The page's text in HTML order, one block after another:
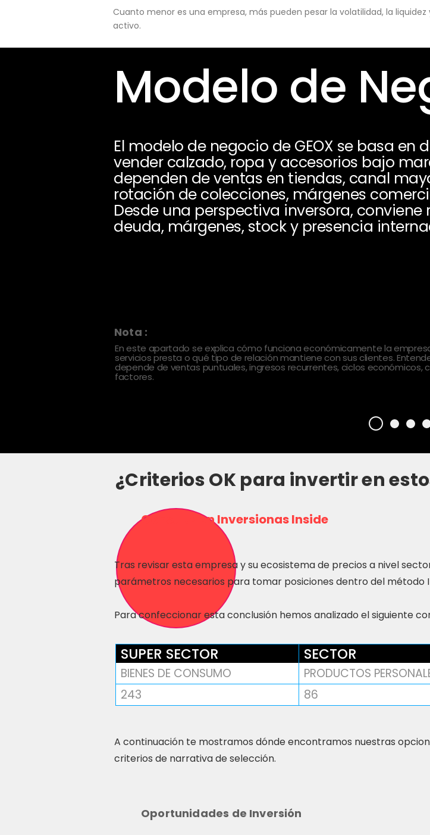
Cuanto menor es una empresa, más pueden pesar la volatilidad, la
activo.
Modelo de
El modelo de negocio de GEOX se basa en
vender calzado, ropa y accesorios bajo
dependen de ventas en tiendas, canal
rotación de colecciones, márgenes
Desde una perspectiva inversora,
deuda, márgenes, stock y presencia
Nota :
En este apartado se explica cómo funciona económicamente la
servicios presta o qué tipo de relación mantiene con sus clientes.
depende de ventas puntuales, ingresos recurrentes, ciclos
factores.
¿Criterios OK para invertir en
Consulta en Inversionas Inside
Tras revisar esta empresa y su ecosistema de precios a nivel
parámetros necesarios para tomar posiciones dentro del método
Para confeccionar esta conclusión hemos analizado el siguiente
SUPER SECTOR SECTOR
BIENES DE CONSUMO PRODUCTOS
243
86
A continuación te mostramos dónde encontramos nuestras
criterios de narrativa de selección.
Oportunidades de Inversión